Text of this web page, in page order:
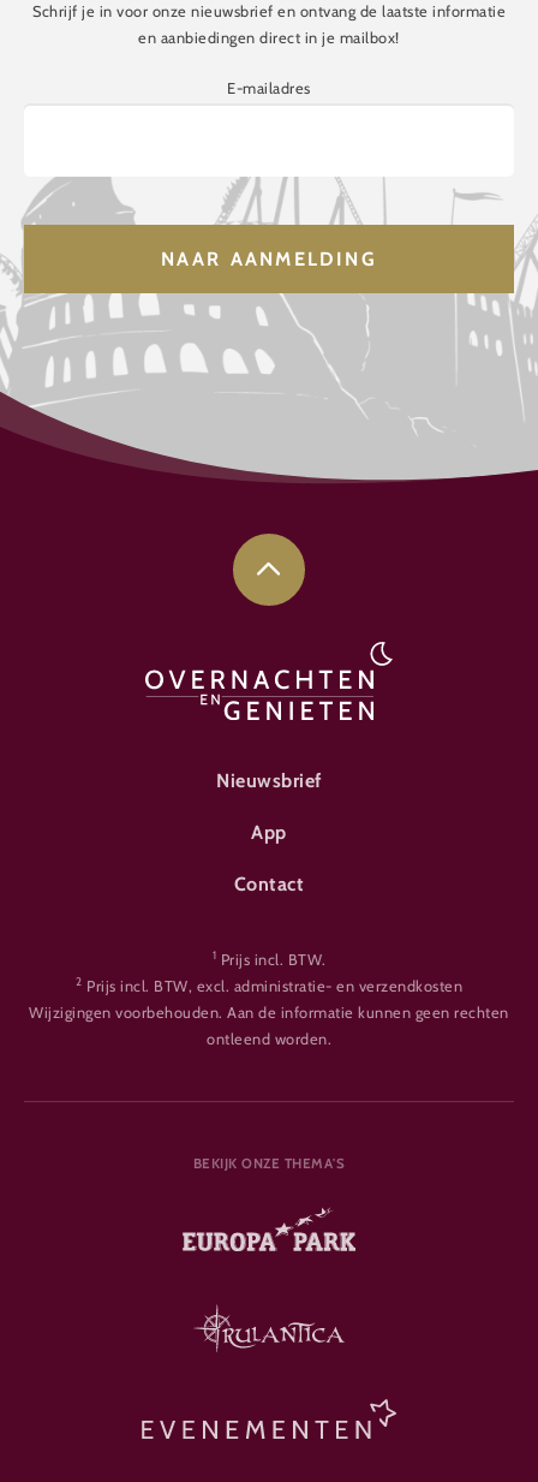
Schrijf je in voor onze nieuwsbrief en ontvang de laatste informatie
en aanbiedingen direct in je mailbox!
E-mailadres
FOOTER-ÜBERNACHTEN
Nieuwsbrief
App
Contact
1 Prijs incl. BTW.
2 Prijs incl. BTW, excl. administratie- en verzendkosten
Wijzigingen voorbehouden. Aan de informatie kunnen geen rechten
ontleend worden.
BEKIJK ONZE THEMA'S